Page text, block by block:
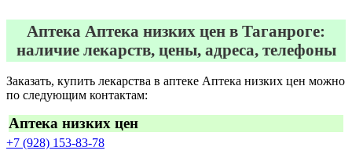
Аптека Аптека низких цен в Таганроге:
наличие лекарств, цены, адреса, телефоны
Заказать, купить лекарства в аптеке Аптека низких цен можно
по следующим контактам:
Аптека низких цен
+7 (928) 153-83-78